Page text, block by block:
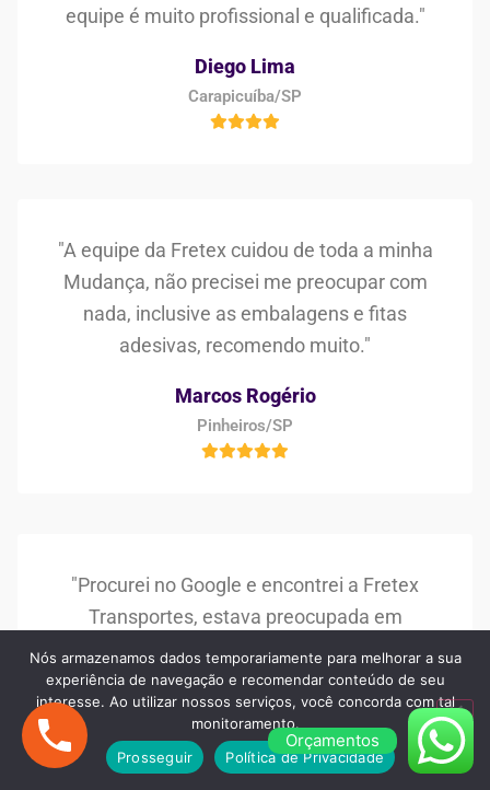
equipe é muito profissional e qualificada."
Diego Lima
Carapicuíba/SP
"A equipe da Fretex cuidou de toda a minha
Mudança, não precisei me preocupar com
nada, inclusive as embalagens e fitas
adesivas, recomendo muito."
Marcos Rogério
Pinheiros/SP
"Procurei no Google e encontrei a Fretex
Transportes, estava preocupada em
encontrar uma boa empresa de frete e
mudança, mas superaram as minhas
expectativas, muito bom os serviços e os
profissionais!"Orçamentos
Nós armazenamos dados temporariamente para melhorar a sua
experiência de navegação e recomendar conteúdo de seu
interesse. Ao utilizar nossos serviços, você concorda com tal
monitoramento.
Prosseguir
Política de Privacidade